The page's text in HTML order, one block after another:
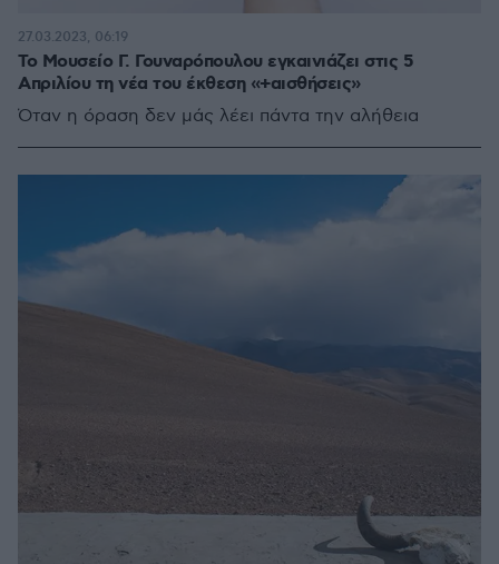
Το Μουσείο Γ. Γουναρόπουλου εγκαινιάζει στις 5
Απριλίου τη νέα του έκθεση «+αισθήσεις»
Όταν η όραση δεν μάς λέει πάντα την αλήθεια
27.03.2023, 06:19